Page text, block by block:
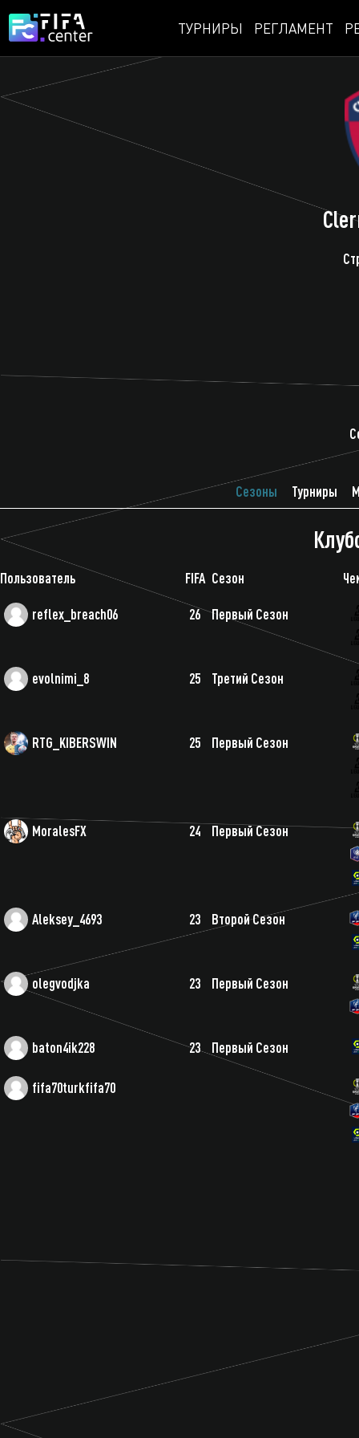
ТУРНИРЫ РЕГЛАМЕНТ
Сезоны Турниры
Пользователь FIFA Сезон
reflex_breach06 26 Первый Сезон
evolnimi_8 25 Третий Сезон
RTG_KIBERSWIN 25 Первый Сезон
MoralesFX 24 Первый Сезон
Aleksey_4693 23 Второй Сезон
olegvodjka 23 Первый Сезон
baton4ik228 23 Первый Сезон
fifa70turkfifa70